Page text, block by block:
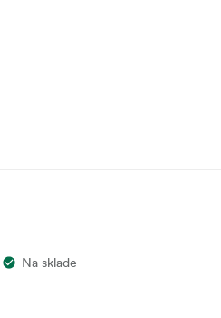
Na sklade